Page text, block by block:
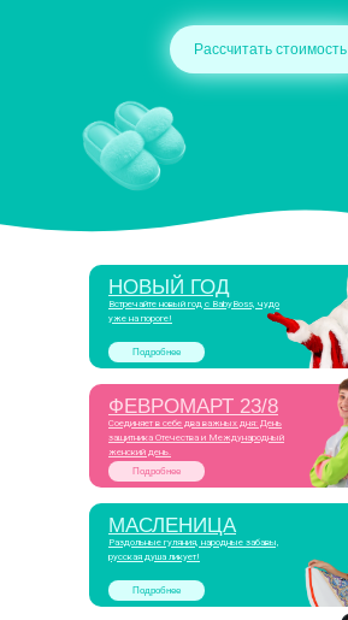
Заказать праздник
Рассчитать стоимость
НОВЫЙ ГОД
Встречайте новый год с BabyBoss, чудо
уже на пороге!
Подробнее
ФЕВРОМАРТ 23/8
Соединяет в себе два важных дня: День
защитника Отечества и Международный
женский день.
Подробнее
МАСЛЕНИЦА
Раздольные гуляния, народные забавы,
русская душа ликует!
Подробнее